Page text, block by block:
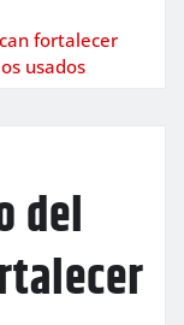
fortalecer
usados
del